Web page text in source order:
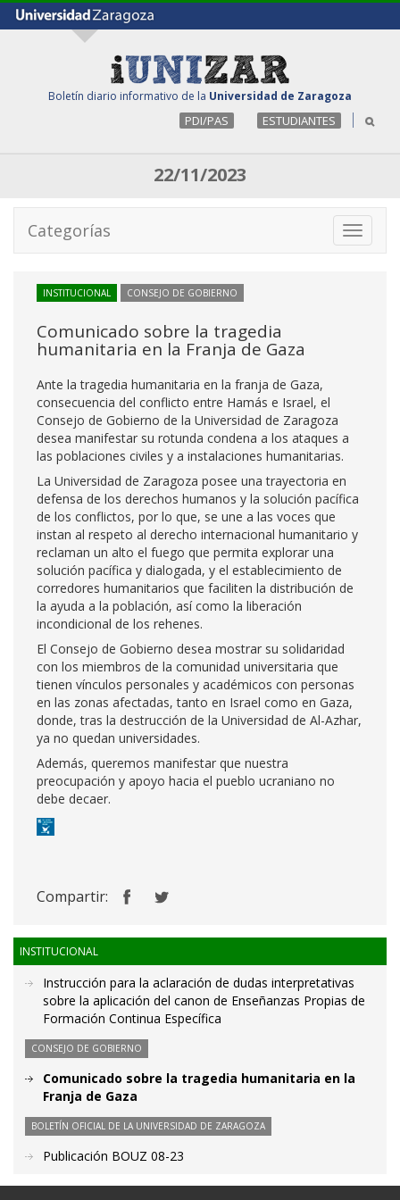
Boletín diario informativo de la Universidad de Zaragoza
PDI/PAS ESTUDIANTES
22/11/2023
Toggle
Categorías
INSTITUCIONAL CONSEJO DE GOBIERNO
Comunicado sobre la tragedia
humanitaria en la Franja de Gaza
Ante la tragedia humanitaria en la franja de Gaza,
consecuencia del conflicto entre Hamás e Israel, el
Consejo de Gobierno de la Universidad de Zaragoza
desea manifestar su rotunda condena a los ataques a
las poblaciones civiles y a instalaciones humanitarias.
La Universidad de Zaragoza posee una trayectoria en
defensa de los derechos humanos y la solución pacífica
de los conflictos, por lo que, se une a las voces que
instan al respeto al derecho internacional humanitario y
reclaman un alto el fuego que permita explorar una
solución pacífica y dialogada, y el establecimiento de
corredores humanitarios que faciliten la distribución de
la ayuda a la población, así como la liberación
incondicional de los rehenes.
El Consejo de Gobierno desea mostrar su solidaridad
con los miembros de la comunidad universitaria que
tienen vínculos personales y académicos con personas
en las zonas afectadas, tanto en Israel como en Gaza,
donde, tras la destrucción de la Universidad de Al-Azhar,
ya no quedan universidades.
Además, queremos manifestar que nuestra
preocupación y apoyo hacia el pueblo ucraniano no
debe decaer.
Compartir:
INSTITUCIONAL
Instrucción para la aclaración de dudas interpretativas
sobre la aplicación del canon de Enseñanzas Propias de
Formación Continua Específica
CONSEJO DE GOBIERNO
Comunicado sobre la tragedia humanitaria en la
Franja de Gaza
BOLETÍN OFICIAL DE LA UNIVERSIDAD DE ZARAGOZA
Publicación BOUZ 08-23